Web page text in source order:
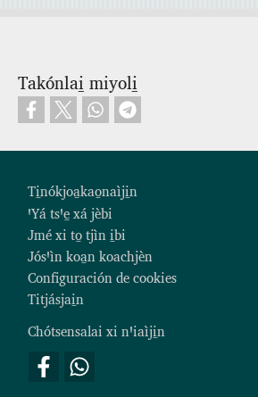
Takónlai̱ miyoli̱
Ti̱nókjoa̱kao̱naìji̱n
ꞌYá tsꞌe̱ xá jèbi
Jmé xi to̱ tjìn i̱bi
Jósꞌìn koa̱n koachjèn
Configuración de cookies
Titjásjai̱n
Chótsensalai xi nꞌiaìji̱n